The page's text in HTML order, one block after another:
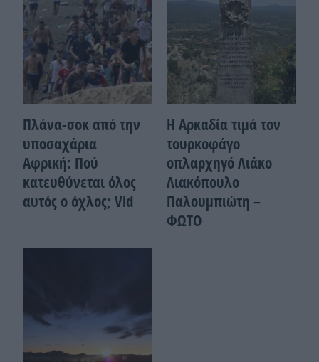
Πλάνα-σοκ από την
υποσαχάρια
Αφρική: Πού
κατευθύνεται όλος
αυτός ο όχλος; Vid
Η Αρκαδία τιμά τον
τουρκοφάγο
οπλαρχηγό Λιάκο
Λιακόπουλο
Παλουμπιώτη –
ΦΩΤΟ